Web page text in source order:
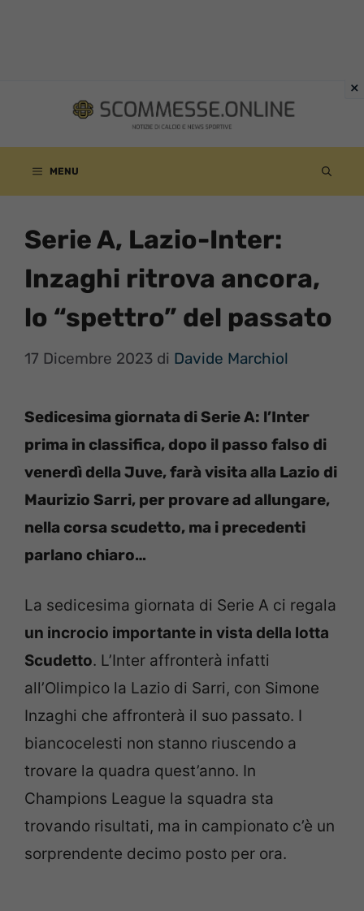
contenuto
MENU
Serie A, Lazio-Inter:
Inzaghi ritrova ancora,
lo “spettro” del passato
17 Dicembre 2023 di Davide Marchiol
Sedicesima giornata di Serie A: l’Inter
prima in classifica, dopo il passo falso di
venerdì della Juve, farà visita alla Lazio di
Maurizio Sarri, per provare ad allungare,
nella corsa scudetto, ma i precedenti
parlano chiaro…
La sedicesima giornata di Serie A ci regala
un incrocio importante in vista della lotta
Scudetto. L’Inter affronterà infatti
all’Olimpico la Lazio di Sarri, con Simone
Inzaghi che affronterà il suo passato. I
biancocelesti non stanno riuscendo a
trovare la quadra quest’anno. In
Champions League la squadra sta
trovando risultati, ma in campionato c’è un
sorprendente decimo posto per ora.